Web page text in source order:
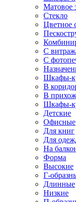
Матовое
Стекло
Цветное
С
С
Шкафы-
В
В
Шкафы-
Детские
Офисные
Для книг
Для
На
Форма
Высокие
Г-
Длинные
Низкие